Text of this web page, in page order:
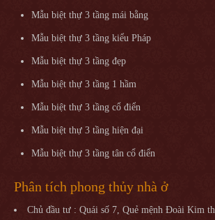
Mẫu biệt thự 3 tầng mái bằng
Mẫu biệt thự 3 tầng kiểu Pháp
Mẫu biệt thự 3 tầng đẹp
Mẫu biệt thự 3 tầng 1 hầm
Mẫu biệt thự 3 tầng cổ điển
Mẫu biệt thự 3 tầng hiện đại
Mẫu biệt thự 3 tầng tân cổ điển
Phân tích phong thủy nhà ở
Chủ đầu tư : Quái số 7, Quẻ mệnh Đoài Kim